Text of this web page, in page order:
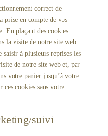
correct de
prise en compte de vos
En plaçant des cookies
la visite de notre site web.
saisir à plusieurs reprises les
de notre site web et, par
votre panier jusqu’à votre
ces cookies sans votre
suivi